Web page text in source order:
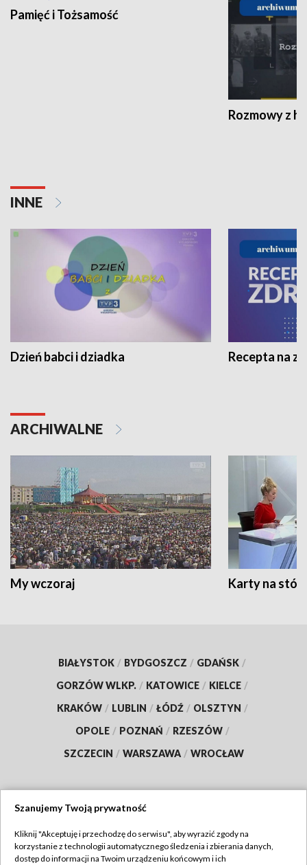
Pamięć i Tożsamość
Rozmowy z
INNE
Dzień babci i dziadka Recepta na
ARCHIWALNE
My wczoraj Karty na
BIAŁYSTOK / BYDGOSZCZ / GDAŃSK /
GORZÓW WLKP. / KATOWICE / KIELCE /
KRAKÓW / LUBLIN / ŁÓDŹ / OLSZTYN /
OPOLE / POZNAŃ / RZESZÓW /
SZCZECIN / WARSZAWA / WROCŁAW
TVP
Szanujemy Twoją prywatność
Kliknij "Akceptuję i przechodzę do serwisu", aby wyrazić zgody na
korzystanie z technologii automatycznego śledzenia i zbierania danych,
dostęp do informacji na Twoim urządzeniu końcowym i ich